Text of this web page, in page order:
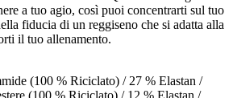
a tuo agio, così puoi concentrarti sul tuo
fiducia di un reggiseno che si adatta alla
il tuo allenamento.
(100 % Riciclato) / 27 % Elastan /